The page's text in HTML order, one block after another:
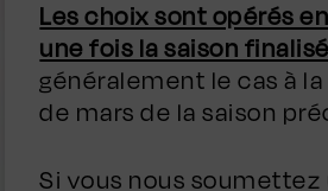
Les choix sont opérés
une fois la saison
généralement le cas à
de mars de la saison
Si vous nous soumettez